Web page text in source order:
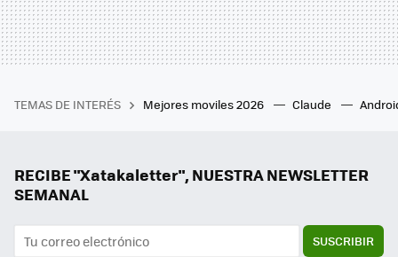
TEMAS DE INTERÉS Mejores moviles 2026 Claude
RECIBE "Xatakaletter", NUESTRA NEWSLETTER
SEMANAL
SUSCRIBIR